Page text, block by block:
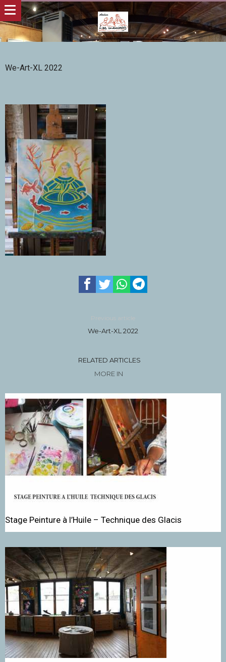
We-Art-XL 2022
Previous article
We-Art-XL 2022
RELATED ARTICLES
MORE IN
Stage Peinture à l’Huile – Technique des Glacis